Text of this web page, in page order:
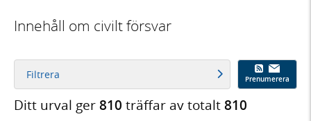
Innehåll om civilt försvar
Filtrera Prenumerera
Ditt urval ger810 träffar av totalt810